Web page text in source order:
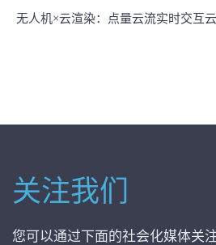
无人机×云渲染：点量云流实时交互
关注我们
您可以通过下面的社会化媒体关